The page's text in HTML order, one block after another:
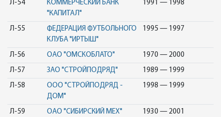
Л-54
КОММЕРЧЕСКИЙ БАНК
"КАПИТАЛ"
1991 — 1998
Л-55
ФЕДЕРАЦИЯ ФУТБОЛЬНОГО
КЛУБА "ИРТЫШ"
1995 — 1997
Л-56 ОАО "ОМСКОБЛАТО" 1970 — 2000
Л-57 ЗАО "СТРОЙПОДРЯД" 1989 — 1999
Л-58
ООО "СТРОЙПОДРЯД -
ДОМ"
1998 — 1999
Л-59 ОАО "СИБИРСКИЙ МЕХ" 1930 — 2001